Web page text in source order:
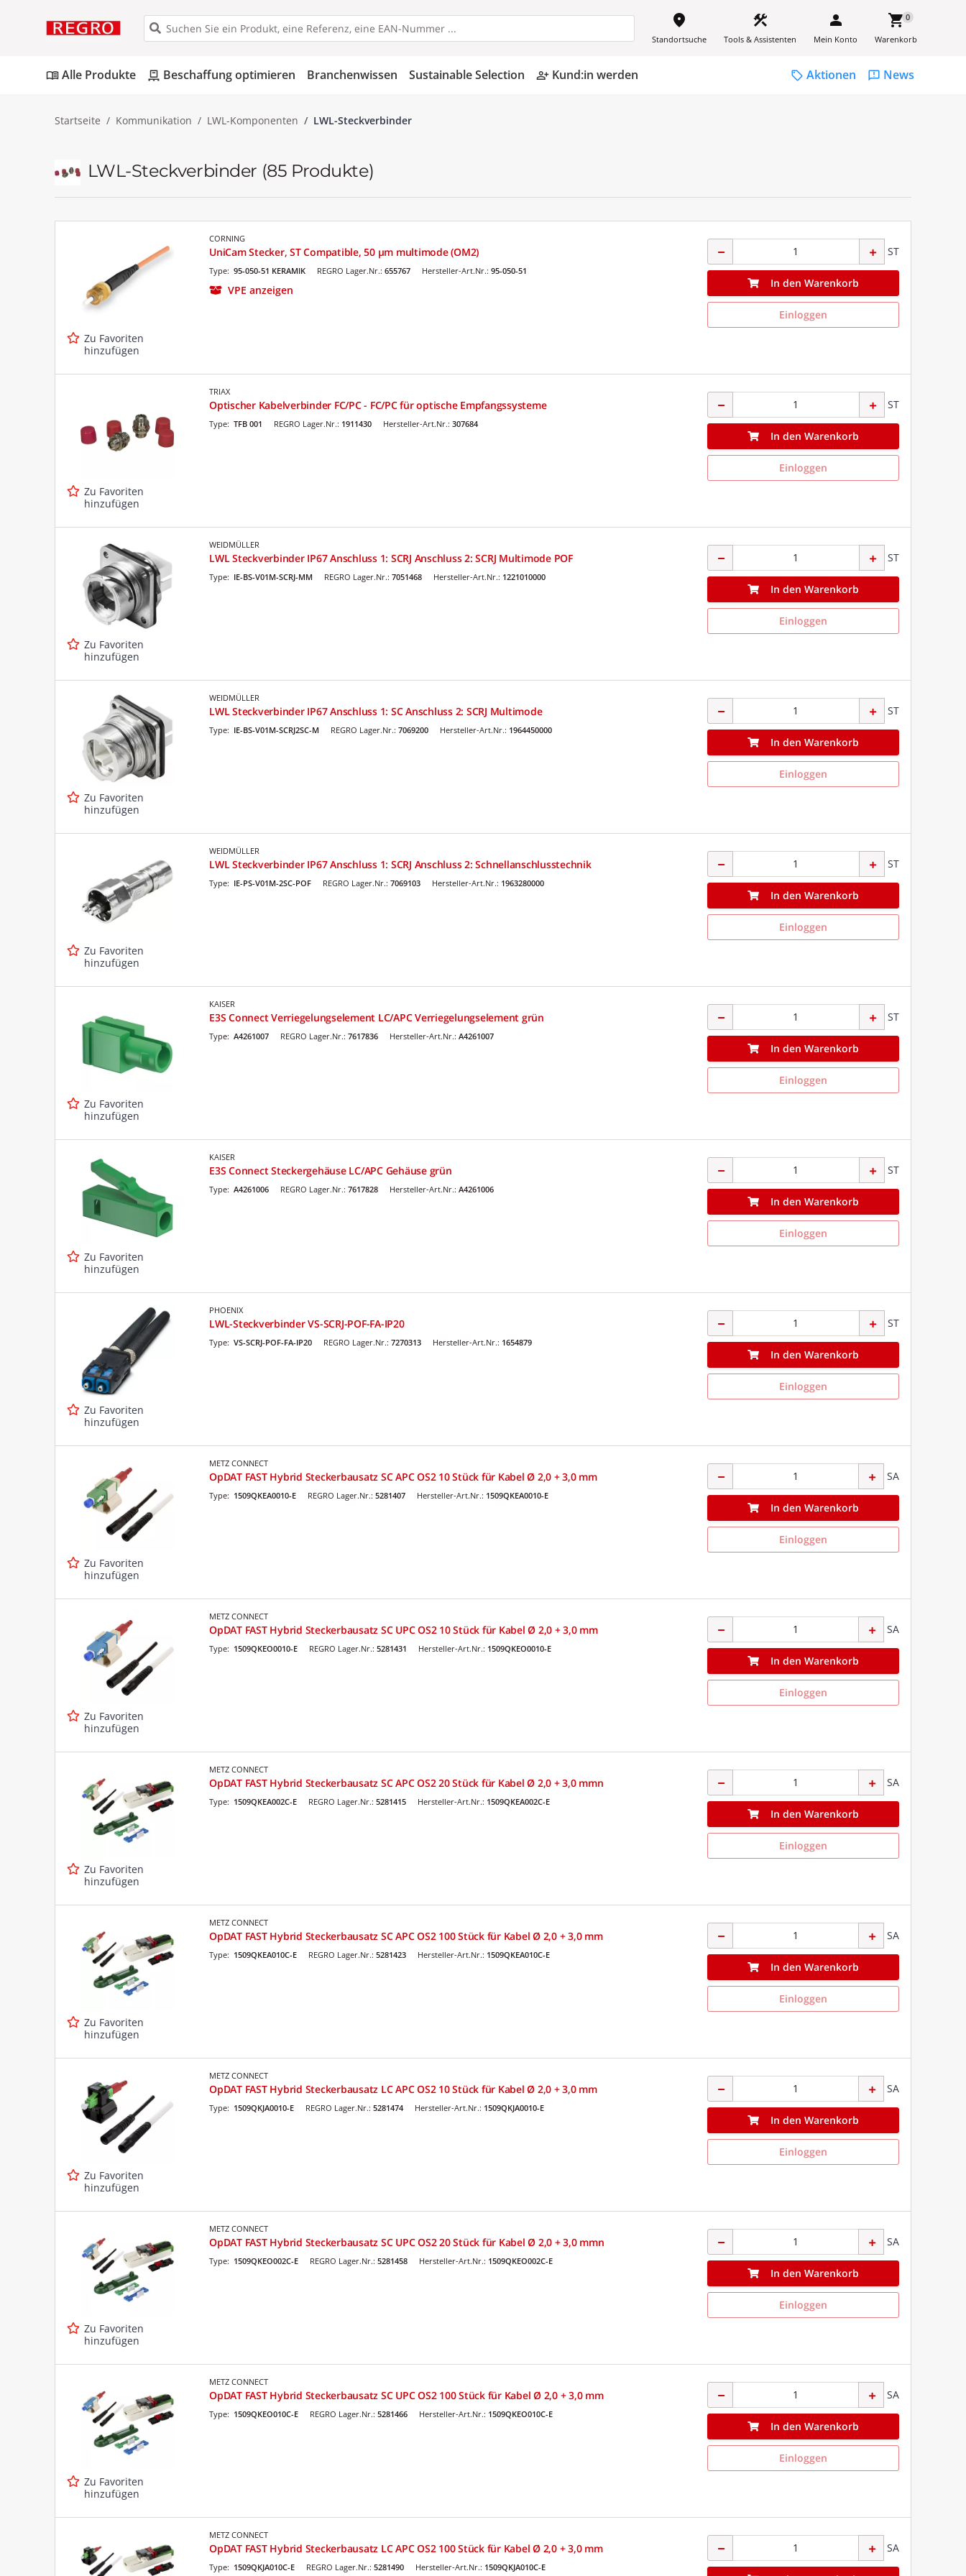
place
Standortsuche
construction
Tools & Assistenten
person
Mein Konto
shopping_cart0
Warenkorb
menu_bookAlle Produkte pallet Beschaffung optimieren Branchenwissen Sustainable Selection person_add_alt Kund:in werden sell Aktionen feedback News
Startseite Kommunikation LWL-Komponenten LWL-Steckverbinder
LWL-Steckverbinder (85 Produkte)
Zu Favoriten
hinzufügen
CORNING
UniCam Stecker, ST Compatible, 50 µm multimode (OM2)
REGRO Lager.Nr.: 655767
Type: 95-050-51 KERAMIK Hersteller-Art.Nr.: 95-050-51
VPE anzeigen
ST
In den Warenkorb
Einloggen
Zu Favoriten
hinzufügen
TRIAX
Optischer Kabelverbinder FC/PC - FC/PC für optische Empfangssysteme
REGRO Lager.Nr.: 1911430
Type: TFB 001 Hersteller-Art.Nr.: 307684
ST
In den Warenkorb
Einloggen
Zu Favoriten
hinzufügen
WEIDMÜLLER
LWL Steckverbinder IP67 Anschluss 1: SCRJ Anschluss 2: SCRJ Multimode POF
REGRO Lager.Nr.: 7051468
Type: IE-BS-V01M-SCRJ-MM Hersteller-Art.Nr.: 1221010000
ST
In den Warenkorb
Einloggen
Zu Favoriten
hinzufügen
WEIDMÜLLER
LWL Steckverbinder IP67 Anschluss 1: SC Anschluss 2: SCRJ Multimode
REGRO Lager.Nr.: 7069200
Type: IE-BS-V01M-SCRJ2SC-M Hersteller-Art.Nr.: 1964450000
ST
In den Warenkorb
Einloggen
Zu Favoriten
hinzufügen
WEIDMÜLLER
LWL Steckverbinder IP67 Anschluss 1: SCRJ Anschluss 2: Schnellanschlusstechnik
REGRO Lager.Nr.: 7069103
Type: IE-PS-V01M-2SC-POF Hersteller-Art.Nr.: 1963280000
ST
In den Warenkorb
Einloggen
Zu Favoriten
hinzufügen
KAISER
E3S Connect Verriegelungselement LC/APC Verriegelungselement grün
REGRO Lager.Nr.: 7617836
Type: A4261007 Hersteller-Art.Nr.: A4261007
ST
In den Warenkorb
Einloggen
Zu Favoriten
hinzufügen
KAISER
E3S Connect Steckergehäuse LC/APC Gehäuse grün
REGRO Lager.Nr.: 7617828
Type: A4261006 Hersteller-Art.Nr.: A4261006
ST
In den Warenkorb
Einloggen
Zu Favoriten
hinzufügen
PHOENIX
LWL-Steckverbinder VS-SCRJ-POF-FA-IP20
REGRO Lager.Nr.: 7270313
Type: VS-SCRJ-POF-FA-IP20 Hersteller-Art.Nr.: 1654879
ST
In den Warenkorb
Einloggen
Zu Favoriten
hinzufügen
METZ CONNECT
OpDAT FAST Hybrid Steckerbausatz SC APC OS2 10 Stück für Kabel Ø 2,0 + 3,0 mm
REGRO Lager.Nr.: 5281407
Type: 1509QKEA0010-E Hersteller-Art.Nr.: 1509QKEA0010-E
SA
In den Warenkorb
Einloggen
Zu Favoriten
hinzufügen
METZ CONNECT
OpDAT FAST Hybrid Steckerbausatz SC UPC OS2 10 Stück für Kabel Ø 2,0 + 3,0 mm
REGRO Lager.Nr.: 5281431
Type: 1509QKEO0010-E Hersteller-Art.Nr.: 1509QKEO0010-E
SA
In den Warenkorb
Einloggen
Zu Favoriten
hinzufügen
METZ CONNECT
OpDAT FAST Hybrid Steckerbausatz SC APC OS2 20 Stück für Kabel Ø 2,0 + 3,0 mmn
REGRO Lager.Nr.: 5281415
Type: 1509QKEA002C-E Hersteller-Art.Nr.: 1509QKEA002C-E
SA
In den Warenkorb
Einloggen
Zu Favoriten
hinzufügen
METZ CONNECT
OpDAT FAST Hybrid Steckerbausatz SC APC OS2 100 Stück für Kabel Ø 2,0 + 3,0 mm
REGRO Lager.Nr.: 5281423
Type: 1509QKEA010C-E Hersteller-Art.Nr.: 1509QKEA010C-E
SA
In den Warenkorb
Einloggen
Zu Favoriten
hinzufügen
METZ CONNECT
OpDAT FAST Hybrid Steckerbausatz LC APC OS2 10 Stück für Kabel Ø 2,0 + 3,0 mm
REGRO Lager.Nr.: 5281474
Type: 1509QKJA0010-E Hersteller-Art.Nr.: 1509QKJA0010-E
SA
In den Warenkorb
Einloggen
Zu Favoriten
hinzufügen
METZ CONNECT
OpDAT FAST Hybrid Steckerbausatz SC UPC OS2 20 Stück für Kabel Ø 2,0 + 3,0 mmn
REGRO Lager.Nr.: 5281458
Type: 1509QKEO002C-E Hersteller-Art.Nr.: 1509QKEO002C-E
SA
In den Warenkorb
Einloggen
Zu Favoriten
hinzufügen
METZ CONNECT
OpDAT FAST Hybrid Steckerbausatz SC UPC OS2 100 Stück für Kabel Ø 2,0 + 3,0 mm
REGRO Lager.Nr.: 5281466
Type: 1509QKEO010C-E Hersteller-Art.Nr.: 1509QKEO010C-E
SA
In den Warenkorb
Einloggen
METZ CONNECT
OpDAT FAST Hybrid Steckerbausatz LC APC OS2 100 Stück für Kabel Ø 2,0 + 3,0 mm
REGRO Lager.Nr.: 5281490
Type: 1509QKJA010C-E Hersteller-Art.Nr.: 1509QKJA010C-E
SA